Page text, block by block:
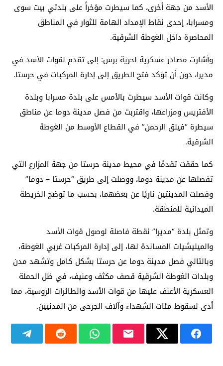
الأسد من جهة أخرى، كما سيطرت مؤخراً على بلدتي بيت سوى
ومسرابا، إحدى نقاط الإمداد الهامة للثوار في المناطق
المحاصرة داخل الغوطة الشرقية.
وأشارت مصادر عسكرية لحرية برس: إلى تقدم لقوات الأسد في
مديرا، دون أن تؤكد فتح الطريق إلى إدارة المركبات في حرستا.
وكانت قوات الأسد سيطرت بالأمس على بلدة مسرابا وبلدة
الأفتريس ومزراعها، واقتربت من فصل مدينة دوما عن مناطق
سيطرة “فيلق الرحمن” في القطاع الأوسط من الغوطة
الشرقية.
كما حققت تقدمًا في محيط مدينة حرستا من جهة المزارع التي
تفصلها عن مدينة دوما، ووصلت إلى طريق “حرستا – دوما”
وفصلت المدينتين ناريًا عن بعضهما، بحسب ما توضح الخريطة
الميدانية للمنطقة.
وتمثل بلدة “مديرا” نقطة فاصلة لوصول قوات الأسد
والميليشيات المساندة لها، إلى إدارة المركبات غربي الغوطة،
وبالتالي فصل مدينة دوما عن حرستا بشكل كامل وتشهد مدن
وبلدات الغوطة الشرقية قصف مكثف وعنيف، في ظل الحملة
العسكرية الأعنف عليها من قوات الأسد والطائرات الروسية، مما
أدى لسقوط مئات الشهداء وآلاف الجرحى من المدنيين.